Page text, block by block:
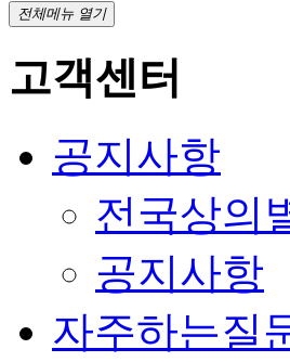
전체메뉴 열기
고객센터
공지사항
전국상의
공지사항
자주하는질